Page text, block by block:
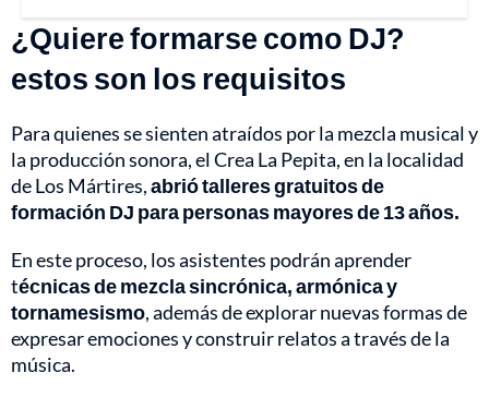
¿Quiere formarse como DJ?
estos son los requisitos
Para quienes se sienten atraídos por la mezcla musical y
la producción sonora, el Crea La Pepita, en la localidad
de Los Mártires,abrió talleres gratuitos de
formación DJ para personas mayores de 13 años.
En este proceso, los asistentes podrán aprender
técnicas de mezcla sincrónica, armónica y
tornamesismo, además de explorar nuevas formas de
expresar emociones y construir relatos a través de la
música.